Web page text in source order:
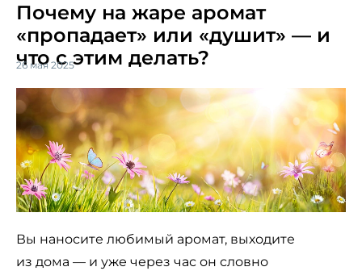
Почему на жаре аромат
«пропадает» или «душит» — и
что с этим делать?
26 мая 2025
Вы наносите любимый аромат, выходите
из дома — и уже через час он словно